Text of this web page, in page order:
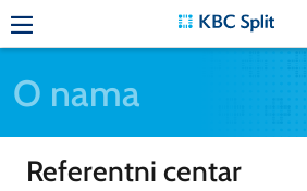
O nama
Referentni centar